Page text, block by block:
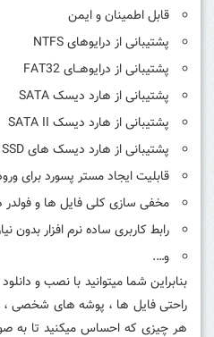
قابل اطمینان و ایمن
پشتیبانی از درایوهای NTFS
پشتیبانی از درایوهــای FAT32
پشتیبانی از هارد دیسک SATA
پشتیبانی از هارد دیسک SATA II
پشتیبانی از هارد دیسک های SSD
قابلیت ایجاد مستر پسورد برای
مخفی سازی کلی فایل ها و فولدر
رابط کاربری ساده نرم افزار بدون
و….
راحتی فایل ها ، پوشه های شخصی ،
هر چیزی که احساس میکنید تا به